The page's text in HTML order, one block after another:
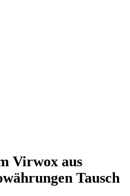
Virwox aus
Tausch